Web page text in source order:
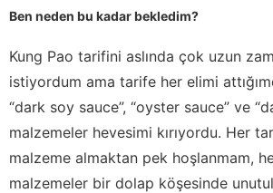
Ben neden bu kadar bekledim?
Kung Pao tarifini aslında çok uzun
istiyordum ama tarife her elimi
“dark soy sauce”, “oyster sauce” ve
malzemeler hevesimi kırıyordu. Her
malzeme almaktan pek hoşlanmam,
malzemeler bir dolap köşesinde